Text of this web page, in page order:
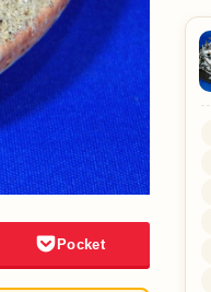
Pocket